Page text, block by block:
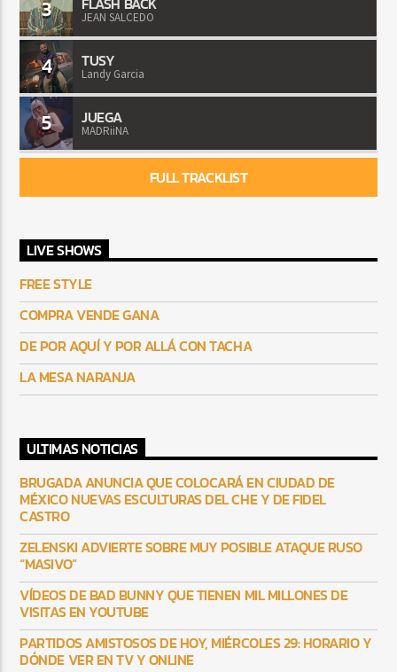
3 JEAN SALCEDO
4 TUSY
Landy Garcia
5 JUEGA
MADRiiNA
FULL TRACKLIST
LIVE SHOWS
FREE STYLE
COMPRA VENDE GANA
DE POR AQUÍ Y POR ALLÁ CON TACHA
LA MESA NARANJA
ULTIMAS NOTICIAS
BRUGADA ANUNCIA QUE COLOCARÁ EN CIUDAD DE
MÉXICO NUEVAS ESCULTURAS DEL CHE Y DE FIDEL
CASTRO
ZELENSKI ADVIERTE SOBRE MUY POSIBLE ATAQUE RUSO
“MASIVO”
VÍDEOS DE BAD BUNNY QUE TIENEN MIL MILLONES DE
VISITAS EN YOUTUBE
PARTIDOS AMISTOSOS DE HOY, MIÉRCOLES 29: HORARIO Y
DÓNDE VER EN TV Y ONLINE